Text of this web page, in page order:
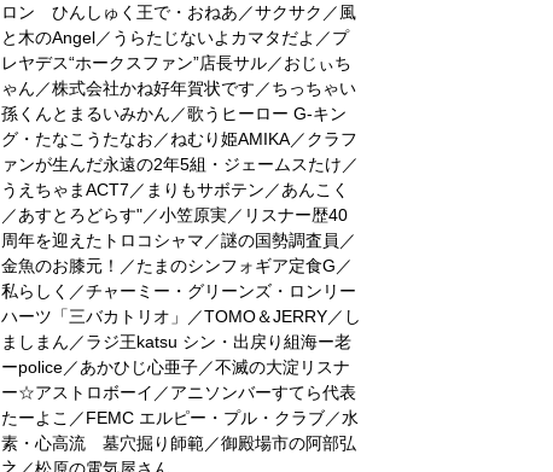
ロン ひんしゅく王で・おねあ／サクサク／風
と木のAngel／うらたじないよカマタだよ／プ
レヤデス“ホークスファン”店長サル／おじぃち
ゃん／株式会社かね好年賀状です／ちっちゃい
孫くんとまるいみかん／歌うヒーロー G-キン
グ・たなこうたなお／ねむり姫AMIKA／クラフ
ァンが生んだ永遠の2年5組・ジェームスたけ／
うえちゃまACT7／まりもサボテン／あんこく
／あすとろどらす"／小笠原実／リスナー歴40
周年を迎えたトロコシャマ／謎の国勢調査員／
金魚のお膝元！／たまのシンフォギア定食G／
私らしく／チャーミー・グリーンズ・ロンリー
ハーツ「三バカトリオ」／TOMO＆JERRY／し
ましまん／ラジ王katsu シン・出戻り組海ー老
ーpolice／あかひじ心亜子／不滅の大淀リスナ
ー☆アストロボーイ／アニソンバーすてら代表
たーよこ／FEMC エルピー・プル・クラブ／水
素・心高流 墓穴掘り師範／御殿場市の阿部弘